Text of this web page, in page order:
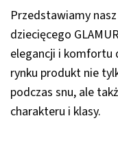
Przedstawiamy
dziecięcego
elegancji i komfortu
rynku produkt nie
podczas snu, ale
charakteru i klasy.